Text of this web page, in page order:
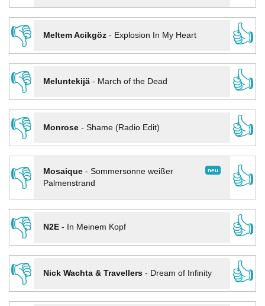
👎
Meltem Acikgöz- Explosion In My Heart
👍
👎
Meluntekijä- March of the Dead
👍
👎
Monrose- Shame (Radio Edit)
👍
👎
neu
Mosaique- Sommersonne weißer
Palmenstrand
👍
👎
N2E- In Meinem Kopf
👍
👎
Nick Wachta & Travellers- Dream of Infinity
👍